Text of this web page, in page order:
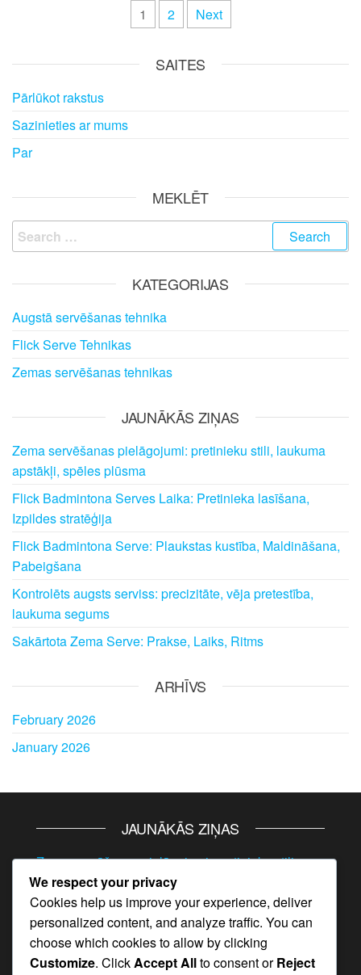
1 2 Next
SAITES
Pārlūkot rakstus
Sazinieties ar mums
Par
MEKLĒT
Search
for:
KATEGORIJAS
Augstā servēšanas tehnika
Flick Serve Tehnikas
Zemas servēšanas tehnikas
JAUNĀKĀS ZIŅAS
Zema servēšanas pielāgojumi: pretinieku stili, laukuma
apstākļi, spēles plūsma
Flick Badmintona Serves Laika: Pretinieka lasīšana,
Izpildes stratēģija
Flick Badmintona Serve: Plaukstas kustība, Maldināšana,
Pabeigšana
Kontrolēts augsts serviss: precizitāte, vēja pretestība,
laukuma segums
Sakārtota Zema Serve: Prakse, Laiks, Ritms
ARHĪVS
February 2026
January 2026
JAUNĀKĀS ZIŅAS
Zema servēšanas pielāgojumi: pretinieku stili,
laukuma apstākļi, spēles plūsma
Flick Badmintona Serves Laika: Pretinieka
lasīšana, Izpildes stratēģija
Flick Badmintona Serve: Plaukstas kustība,
We respect your privacy
Cookies help us improve your experience, deliver
personalized content, and analyze traffic. You can
choose which cookies to allow by clicking
Customize. ClickAccept Allto consent orReject